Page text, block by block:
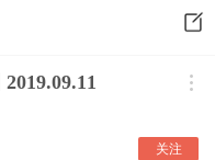
关注